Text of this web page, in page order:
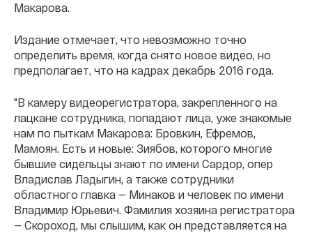
Макарова.
Издание отмечает, что невозможно точно
определить время, когда снято новое видео, но
предполагает, что на кадрах декабрь 2016 года.
"В камеру видеорегистратора, закрепленного на
лацкане сотрудника, попадают лица, уже знакомые
нам по пыткам Макарова: Бровкин, Ефремов,
Мамоян. Есть и новые: Зиябов, которого многие
бывшие сидельцы знают по имени Сардор, опер
Владислав Ладыгин, а также сотрудники
областного главка — Минаков и человек по имени
Владимир Юрьевич. Фамилия хозяина регистратора
— Скороход, мы слышим, как он представляется на